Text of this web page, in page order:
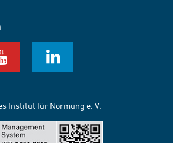
Institut für Normung e. V.